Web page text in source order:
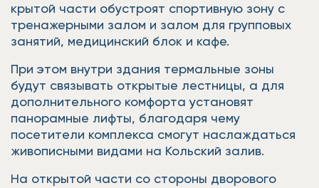
крытой части обустроят спортивную зону с
тренажерными залом и залом для групповых
занятий, медицинский блок и кафе.
При этом внутри здания термальные зоны
будут связывать открытые лестницы, а для
дополнительного комфорта установят
панорамные лифты, благодаря чему
посетители комплекса смогут наслаждаться
живописными видами на Кольский залив.
На открытой части со стороны дворового